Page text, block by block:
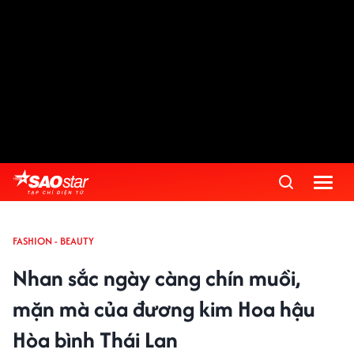
FASHION - BEAUTY
Nhan sắc ngày càng chín muồi,
mặn mà của đương kim Hoa hậu
Hòa bình Thái Lan